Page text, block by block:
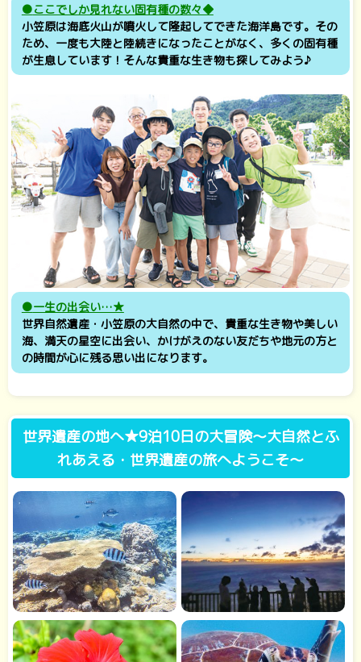
●ここでしか見れない固有種の数々◆
小笠原は海底火山が噴火して隆起してできた海洋島です。その
ため、一度も大陸と陸続きになったことがなく、多くの固有種
が生息しています！そんな貴重な生き物も探してみよう♪
●一生の出会い…★
世界自然遺産・小笠原の大自然の中で、貴重な生き物や美しい
海、満天の星空に出会い、かけがえのない友だちや地元の方と
の時間が心に残る思い出になります。
世界遺産の地へ★9泊10日の大冒険～大自然とふ
れあえる・世界遺産の旅へようこそ～